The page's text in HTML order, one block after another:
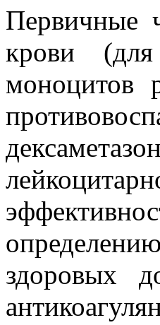
Первичные
крови
моноцитов
здоровых